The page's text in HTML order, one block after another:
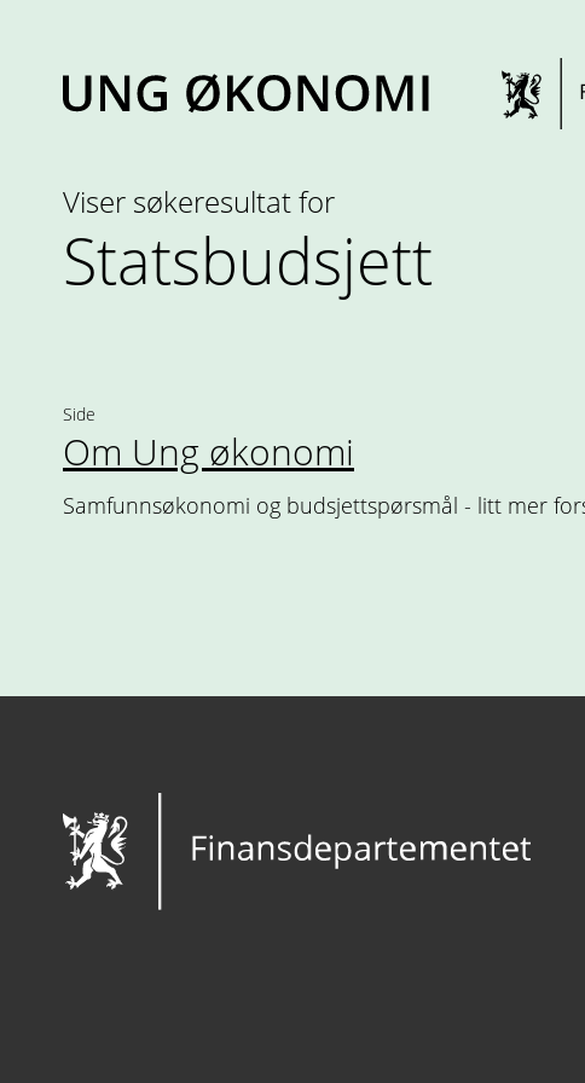
innhold
Viser søkeresultat for
Statsbudsjett
Side
Om Ung økonomi
Samfunnsøkonomi og budsjettspørsmål - litt mer